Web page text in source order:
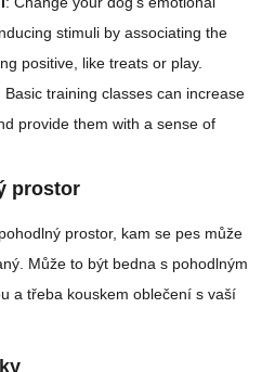
stimuli by associating the
positive, like treats or play.
Basic training classes can increase
provide them with a sense of
prostor
prostor, kam se pes může
Může to být bedna s pohodlným
a třeba kouskem oblečení s vaší